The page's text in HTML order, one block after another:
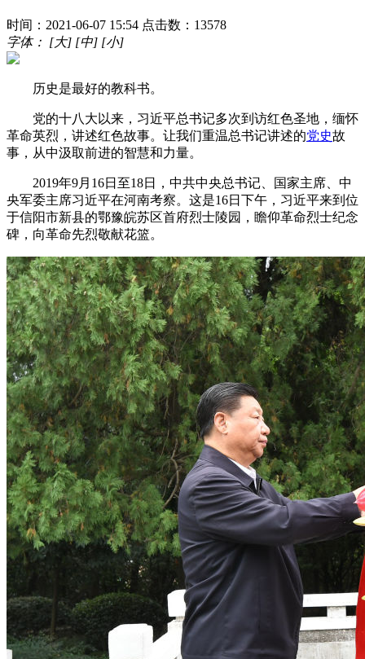
时间：2021-06-07 15:54 点击数：13578
字体： [大] [中] [小]
历史是最好的教科书。
党的十八大以来，习近平总书记多次到访红色圣地，缅怀
革命英烈，讲述红色故事。让我们重温总书记讲述的党史故
事，从中汲取前进的智慧和力量。
2019年9月16日至18日，中共中央总书记、国家主席、中
央军委主席习近平在河南考察。这是16日下午，习近平来到位
于信阳市新县的鄂豫皖苏区首府烈士陵园，瞻仰革命烈士纪念
碑，向革命先烈敬献花篮。